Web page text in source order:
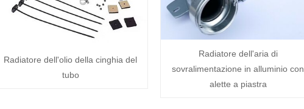
Radiatore dell'olio della cinghia del
tubo
Radiatore dell'aria di
sovralimentazione in alluminio con
alette a piastra